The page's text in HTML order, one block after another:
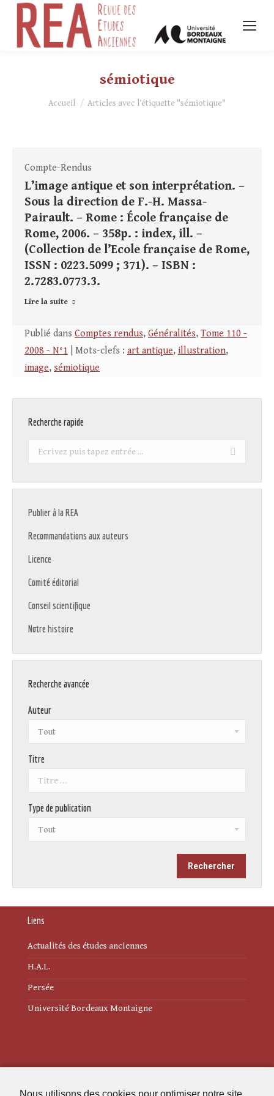
Nous utilisons des cookies pour optimiser notre site
sémiotique
Vous êtes ici :
Accueil Articles avec l’étiquette "sémiotique"
Compte-Rendus
L’image antique et son interprétation. –
Sous la direction de F.-H. Massa-
Pairault. – Rome : École française de
Rome, 2006. – 358p. : index, ill. –
(Collection de l’Ecole française de Rome,
ISSN : 0223.5099 ; 371). – ISBN :
2.7283.0773.3.
Lire la suite
Publié dans Comptes rendus, Généralités, Tome 110 -
2008 - N°1 | Mots-clefs : art antique, illustration,
image, sémiotique
Recherche rapide
Recherche
Publier à la REA
Recommandations aux auteurs
Licence
Comité éditorial
Conseil scientifique
Notre histoire
Recherche avancée
Auteur
Titre
Type de publication
Liens
Actualités des études anciennes
H.A.L.
Persée
Université Bordeaux Montaigne